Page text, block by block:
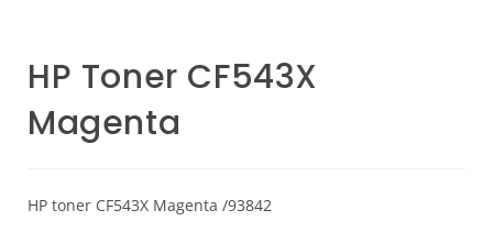
HP Toner CF543X
Magenta
HP toner CF543X Magenta /93842